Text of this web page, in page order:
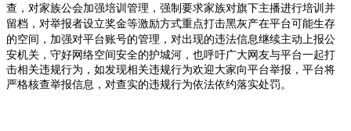
查 ， 对家族公会加强培训管理 ， 强制要求家族对旗下主播进行培训并
留档 ， 对举报者设立奖金等激励方式重点打击黑灰产在平台可能生存
的空间 ， 加强对平台账号的管理， 对出现的违法信息继续主动上报公
安机关，守好网络空间安全的护城河，也呼吁广大网友与平台一起打
击相关违规行为，如发现相关违规行为欢迎大家向平台举报，平台将
严格核查举报信息，对查实的违规行为依法依约落实处罚。